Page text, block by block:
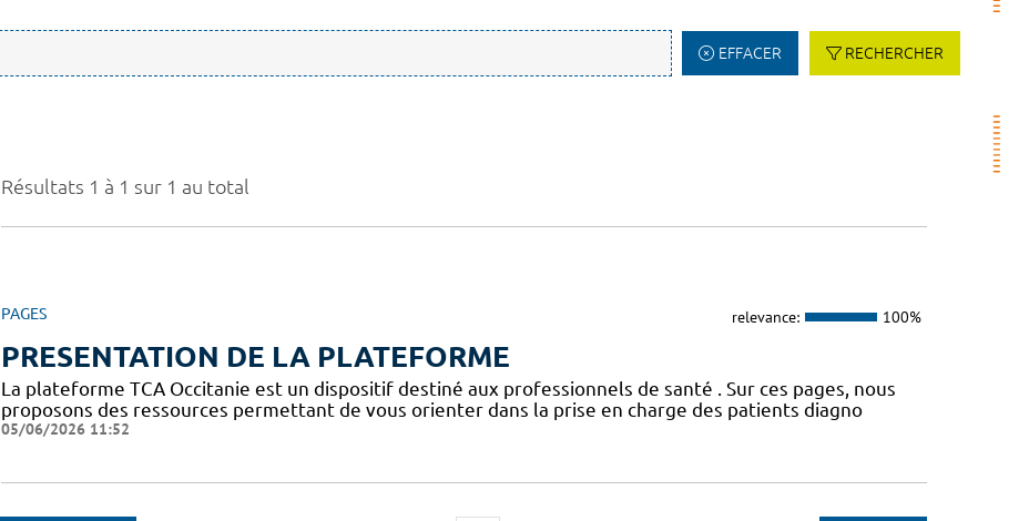
EFFACER RECHERCHER
Résultats 1 à 1 sur 1 au total
PAGES relevance: 100%
PRESENTATION DE LA PLATEFORME
La plateforme TCA Occitanie est un dispositif destiné aux professionnels de santé . Sur ces pages, nous
proposons des ressources permettant de vous orienter dans la prise en charge des patients diagno
05/06/2026 11:52